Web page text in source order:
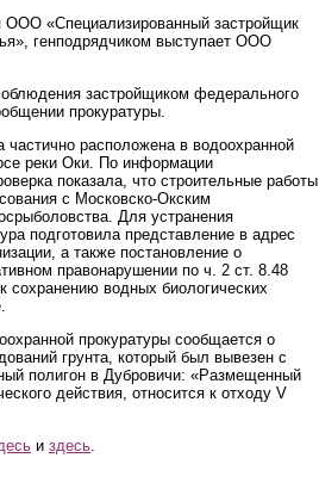
ООО «Специализированный застройщик
генподрядчиком выступает ООО
застройщиком федерального
прокуратуры.
расположена в водоохранной
реки Оки. По информации
показала, что строительные работы
с Московско-Окским
Для устранения
подготовила представление в адрес
а также постановление о
правонарушении по ч. 2 ст. 8.48
сохранению водных биологических
прокуратуры сообщается о
грунта, который был вывезен с
полигон в Дубровичи: «Размещенный
действия, относится к отходу V
и здесь